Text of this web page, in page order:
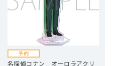
名探偵コナン オーロラアクリ